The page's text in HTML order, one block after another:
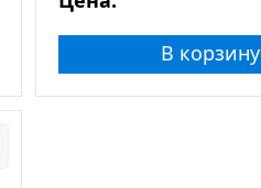
В корзину